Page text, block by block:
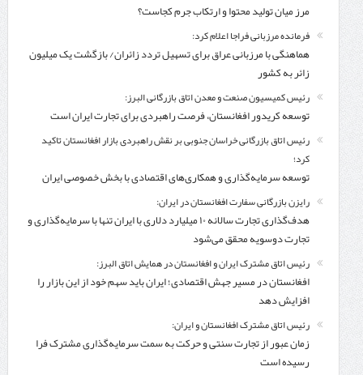
مرز میان تولید محتوا و ارتکاب جرم کجاست؟
فرمانده مرزبانی فراجا اعلام کرد:
هماهنگی با مرزبانی عراق برای تسهیل تردد زائران/ بازگشت یک میلیون
زائر به کشور
رئیس کمیسیون صنعت و معدن اتاق بازرگانی البرز:
توسعه کریدور افغانستان، فرصت راهبردی برای تجارت ایران است
رئیس اتاق بازرگانی خراسان جنوبی بر نقش راهبردی بازار افغانستان تاکید
کرد؛
توسعه سرمایه‌گذاری و همکاری‌های اقتصادی با بخش خصوصی ایران
رایزن بازرگانی سفارت افغانستان در ایران:
هدف‌گذاری تجارت سالانه ۱۰ میلیارد دلاری با ایران تنها با سرمایه‌گذاری و
تجارت دوسویه محقق می‌شود
رئیس اتاق مشترک ایران و افغانستان در همایش اتاق البرز:
افغانستان در مسیر جهش اقتصادی؛ ایران باید سهم خود از این بازار را
افزایش دهد
رئیس اتاق مشترک افغانستان و ایران:
زمان عبور از تجارت سنتی و حرکت به سمت سرمایه‌گذاری مشترک فرا
رسیده است